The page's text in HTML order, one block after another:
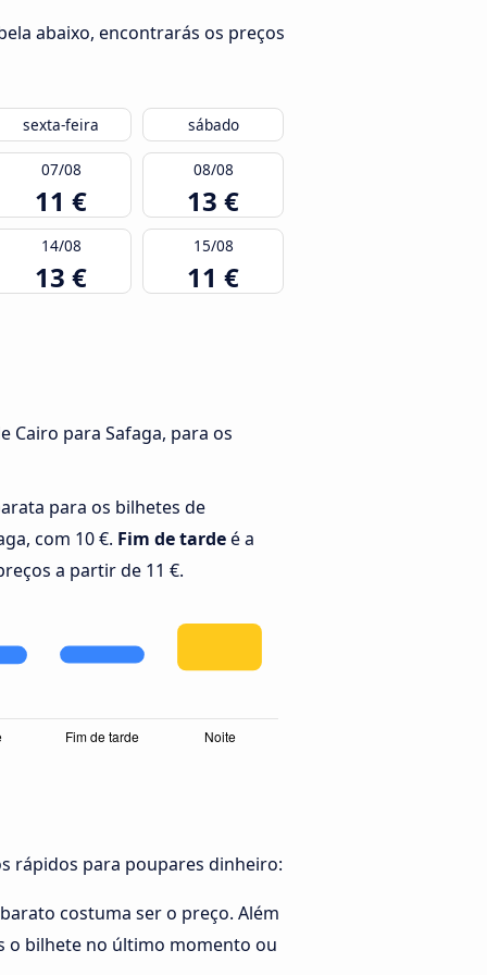
abaixo, encontrarás os preços
sexta-feira sábado
07/08
11 €
08/08
13 €
14/08
13 €
15/08
11 €
Cairo para Safaga, para os
para os bilhetes de
com 10 €. Fim de tardeé a
a partir de 11 €.
rápidos para poupares dinheiro:
costuma ser o preço. Além
o bilhete no último momento ou